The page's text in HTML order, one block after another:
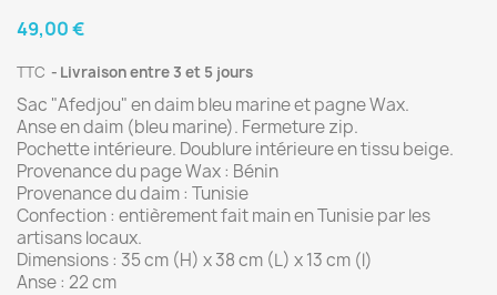
49,00 €
TTC Livraison entre 3 et 5 jours
Sac "Afedjou" en daim bleu marine et pagne Wax.
Anse en daim (bleu marine). Fermeture zip.
Pochette intérieure. Doublure intérieure en tissu beige.
Provenance du page Wax : Bénin
Provenance du daim : Tunisie
Confection : entièrement fait main en Tunisie par les
artisans locaux.
Dimensions : 35 cm (H) x 38 cm (L) x 13 cm (l)
Anse : 22 cm